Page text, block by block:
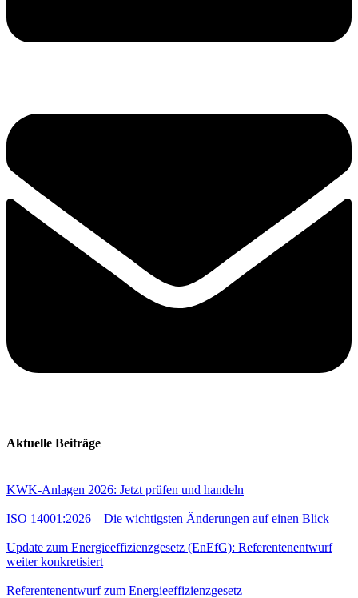
Aktuelle Beiträge
KWK-Anlagen 2026: Jetzt prüfen und handeln
ISO 14001:2026 – Die wichtigsten Änderungen auf einen Blick
Update zum Energieeffizienzgesetz (EnEfG): Referentenentwurf
weiter konkretisiert
Referentenentwurf zum Energieeffizienzgesetz